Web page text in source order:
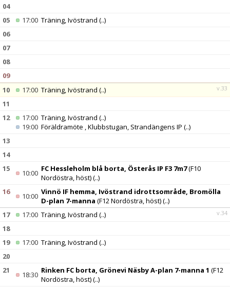
KONTAKT
04
05
17:00 Träning, Ivöstrand (..)
06
07
08
09
v.33
10 17:00 Träning, Ivöstrand (..)
11
12
17:00 Träning, Ivöstrand (..)
19:00 Föräldramöte , Klubbstugan, Strandängens IP (..)
13
14
15
10:00 FC Hessleholm blå borta, Österås IP F3 7m7(F10
Nordöstra, höst)(..)
16
10:00 Vinnö IF hemma, Ivöstrand idrottsområde, Bromölla
D-plan 7-manna (F12 Nordöstra, höst)(..)
v.34
17 17:00 Träning, Ivöstrand (..)
18
19
17:00 Träning, Ivöstrand (..)
20
21
18:30 Rinken FC borta, Grönevi Näsby A-plan 7-manna 1 (F12
Nordöstra, höst)(..)